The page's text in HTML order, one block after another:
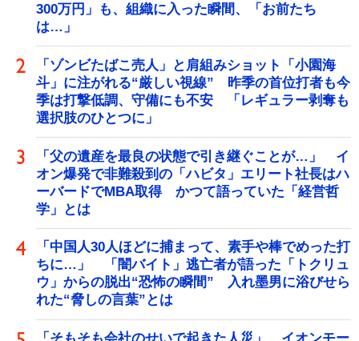
300万円」も、組織に入った瞬間、「お前たち
は…」
「ゾンビたばこ売人」と肩組みショット「小園海
斗」に注がれる“厳しい視線” 昨季の首位打者も今
季は打撃低調、守備にも不安 「レギュラー剥奪も
選択肢のひとつに」
「父の遺産を最良の状態で引き継ぐことが…」 イ
オン爆発で非難殺到の「ハビタ」エリート社長はハ
ーバードでMBA取得 かつて語っていた「経営哲
学」とは
「中国人30人ほどに捕まって、素手や棒でめった打
ちに…」 「闇バイト」逃亡者が語った「トクリュ
ウ」からの脱出“恐怖の瞬間” 入れ墨男に浴びせら
れた“脅しの言葉”とは